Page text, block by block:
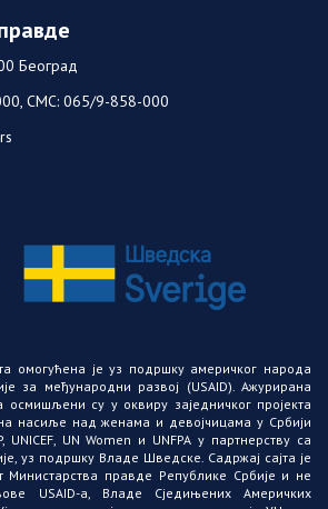
Београд
СМС: 065/9-858-000
омогућена је уз подршку америчког народа
за међународни развој (USAID). Ажурирана
осмишљени су у оквиру заједничког пројекта
насиље над женама и девојчицама у Србији
, UNICEF, UN Women и UNFPA у партнерству са
уз подршку Владе Шведске. Садржај сајта је
Министарства правде Републике Србије и не
USAID-a, Владе Сједињених Америчких